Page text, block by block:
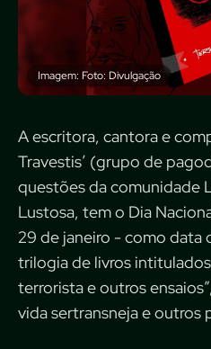
Imagem: Foto: Divulgação
A escritora, cantora e
Travestis’ (grupo de
questões da comunidade
Lustosa, tem o Dia
29 de janeiro - como data
trilogia de livros
terrorista e outros
vida sertransneja e outros